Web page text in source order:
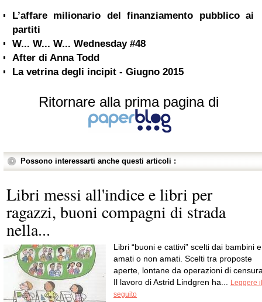
L’affare milionario del finanziamento pubblico ai
partiti
W... W... W... Wednesday #48
After di Anna Todd
La vetrina degli incipit - Giugno 2015
Ritornare alla prima pagina di
Possono interessarti anche questi articoli :
Libri messi all'indice e libri per
ragazzi, buoni compagni di strada
nella...
Libri “buoni e cattivi” scelti dai bambini e
amati o non amati. Scelti tra proposte
aperte, lontane da operazioni di
Il lavoro di Astrid Lindgren ha...
Leggere il
seguito